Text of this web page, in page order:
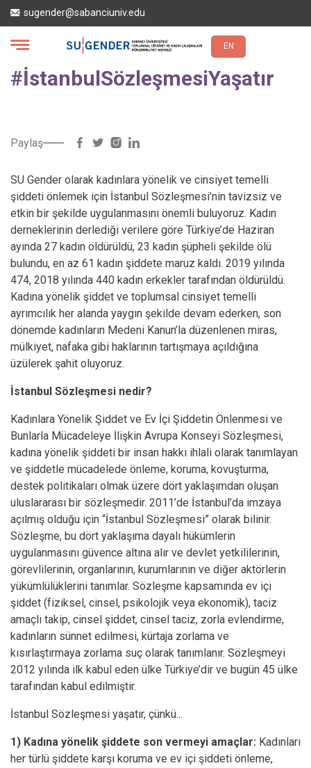
Ana
içeriğe
atla
sugender@sabanciuniv.edu
EN
#İstanbulSözleşmesiYaşatır
Paylaş
SU Gender olarak kadınlara yönelik ve cinsiyet temelli
şiddeti önlemek için İstanbul Sözleşmesi’nin tavizsiz ve
etkin bir şekilde uygulanmasını önemli buluyoruz. Kadın
derneklerinin derlediği verilere göre Türkiye’de Haziran
ayında 27 kadın öldürüldü, 23 kadın şüpheli şekilde ölü
bulundu, en az 61 kadın şiddete maruz kaldı. 2019 yılında
474, 2018 yılında 440 kadın erkekler tarafından öldürüldü.
Kadına yönelik şiddet ve toplumsal cinsiyet temelli
ayrımcılık her alanda yaygın şekilde devam ederken, son
dönemde kadınların Medeni Kanun’la düzenlenen miras,
mülkiyet, nafaka gibi haklarının tartışmaya açıldığına
üzülerek şahit oluyoruz.
İstanbul Sözleşmesi nedir?
Kadınlara Yönelik Şiddet ve Ev İçi Şiddetin Önlenmesi ve
Bunlarla Mücadeleye İlişkin Avrupa Konseyi Sözleşmesi,
kadına yönelik şiddeti bir insan hakkı ihlali olarak tanımlayan
ve şiddetle mücadelede önleme, koruma, kovuşturma,
destek politikaları olmak üzere dört yaklaşımdan oluşan
uluslararası bir sözleşmedir. 2011’de İstanbul’da imzaya
açılmış olduğu için “İstanbul Sözleşmesi” olarak bilinir.
Sözleşme, bu dört yaklaşıma dayalı hükümlerin
uygulanmasını güvence altına alır ve devlet yetkililerinin,
görevlilerinin, organlarının, kurumlarının ve diğer aktörlerin
yükümlülüklerini tanımlar. Sözleşme kapsamında ev içi
şiddet (fiziksel, cinsel, psikolojik veya ekonomik), taciz
amaçlı takip, cinsel şiddet, cinsel taciz, zorla evlendirme,
kadınların sünnet edilmesi, kürtaja zorlama ve
kısırlaştırmaya zorlama suç olarak tanımlanır. Sözleşmeyi
2012 yılında ilk kabul eden ülke Türkiye’dir ve bugün 45 ülke
tarafından kabul edilmiştir.
İstanbul Sözleşmesi yaşatır, çünkü...
1) Kadına yönelik şiddete son vermeyi amaçlar: Kadınları
her türlü şiddete karşı koruma ve ev içi şiddeti önleme,